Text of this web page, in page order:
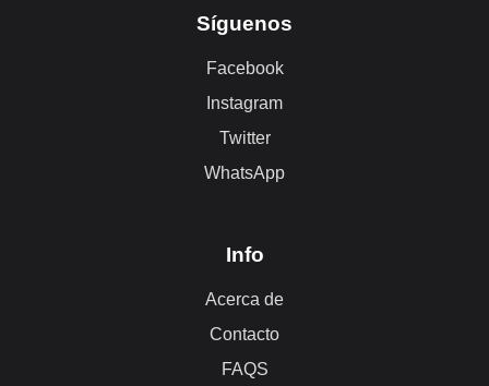
Síguenos
Facebook
Instagram
Twitter
WhatsApp
Info
Acerca de
Contacto
FAQS